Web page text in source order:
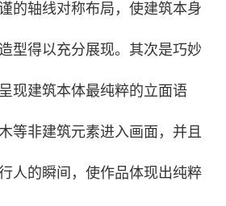
的轴线对称布局，使建筑本身
型得以充分展现。其次是巧妙
现建筑本体最纯粹的立面语
等非建筑元素进入画面，并且
人的瞬间，使作品体现出纯粹